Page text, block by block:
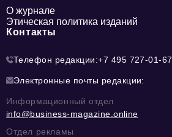
О журнале
Этическая политика изданий
Контакты
Телефон редакции:+7 495 727-01-67
Электронные почты редакции:
Информационный отдел
info@business-magazine.online
Отдел рекламы